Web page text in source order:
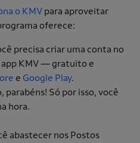
o KMV para aproveitar
oferece:
precisa criar uma conta no
KMV — gratuito e
e Google Play.
parabéns! Só por isso, você
hora.
abastecer nos Postos